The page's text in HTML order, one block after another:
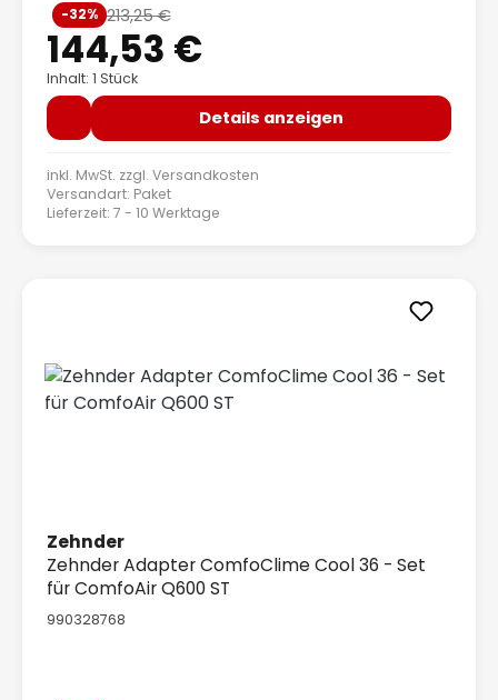
Verkaufspreis:
144,53 €
Regulärer Preis:
213,25 €
-32%
Inhalt: 1 Stück
Details anzeigen
inkl. MwSt. zzgl. Versandkosten
Versandart: Paket
Lieferzeit: 7 - 10 Werktage
Zehnder
Zehnder Adapter ComfoClime Cool 36 - Set
für ComfoAir Q600 ST
990328768